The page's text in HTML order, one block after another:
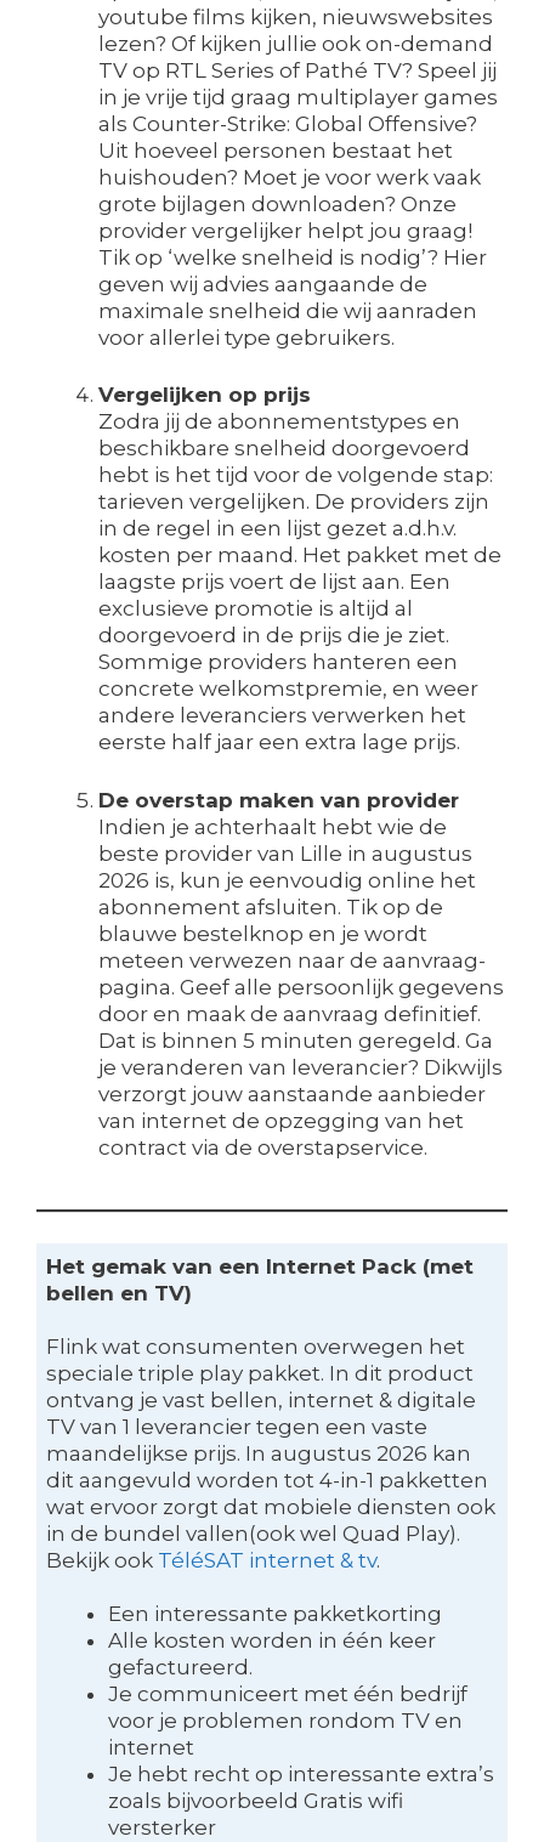
youtube films kijken, nieuwswebsites
lezen? Of kijken jullie ook on-demand
TV op RTL Series of Pathé TV? Speel jij
in je vrije tijd graag multiplayer games
als Counter-Strike: Global Offensive?
Uit hoeveel personen bestaat het
huishouden? Moet je voor werk vaak
grote bijlagen downloaden? Onze
provider vergelijker helpt jou graag!
Tik op ‘welke snelheid is nodig’? Hier
geven wij advies aangaande de
maximale snelheid die wij aanraden
voor allerlei type gebruikers.
Vergelijken op prijs
Zodra jij de abonnementstypes en
beschikbare snelheid doorgevoerd
hebt is het tijd voor de volgende stap:
tarieven vergelijken. De providers zijn
in de regel in een lijst gezet a.d.h.v.
kosten per maand. Het pakket met de
laagste prijs voert de lijst aan. Een
exclusieve promotie is altijd al
doorgevoerd in de prijs die je ziet.
Sommige providers hanteren een
concrete welkomstpremie, en weer
andere leveranciers verwerken het
eerste half jaar een extra lage prijs.
De overstap maken van provider
Indien je achterhaalt hebt wie de
beste provider van Lille in augustus
2026 is, kun je eenvoudig online het
abonnement afsluiten. Tik op de
blauwe bestelknop en je wordt
meteen verwezen naar de aanvraag-
pagina. Geef alle persoonlijk gegevens
door en maak de aanvraag definitief.
Dat is binnen 5 minuten geregeld. Ga
je veranderen van leverancier? Dikwijls
verzorgt jouw aanstaande aanbieder
van internet de opzegging van het
contract via de overstapservice.
Het gemak van een Internet Pack (met
bellen en TV)
Flink wat consumenten overwegen het
speciale triple play pakket. In dit product
ontvang je vast bellen, internet & digitale
TV van 1 leverancier tegen een vaste
maandelijkse prijs. In augustus 2026 kan
dit aangevuld worden tot 4-in-1 pakketten
wat ervoor zorgt dat mobiele diensten ook
in de bundel vallen(ook wel Quad Play).
Bekijk ook TéléSAT internet & tv.
Een interessante pakketkorting
Alle kosten worden in één keer
gefactureerd.
Je communiceert met één bedrijf
voor je problemen rondom TV en
internet
Je hebt recht op interessante extra’s
zoals bijvoorbeeld Gratis wifi
versterker